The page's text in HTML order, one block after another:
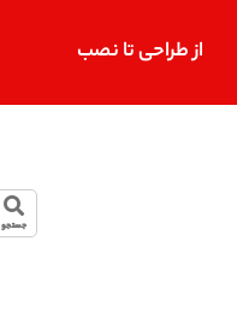
از طراحی تا نصب
جستجو